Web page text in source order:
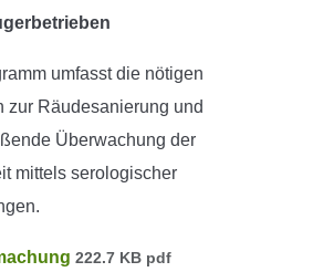
umfasst die nötigen
zur Räudesanierung und
Überwachung der
mittels serologischer
222.7 KB pdf